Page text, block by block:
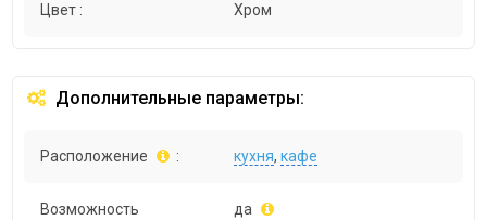
Цвет : Хром
Дополнительные параметры:
Расположение : кухня,кафе
Возможность
да